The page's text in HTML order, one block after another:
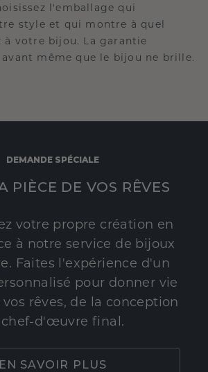
l'emballage qui
style et qui montre à quel
à votre bijou. La garantie
même que le bijou ne brille.
DEMANDE SPÉCIALE
PIÈCE DE VOS RÊVES
votre propre création en
à notre service de bijoux
Faites l'expérience d'un
pour donner vie
rêves, de la conception
chef-d'œuvre final.
EN SAVOIR PLUS